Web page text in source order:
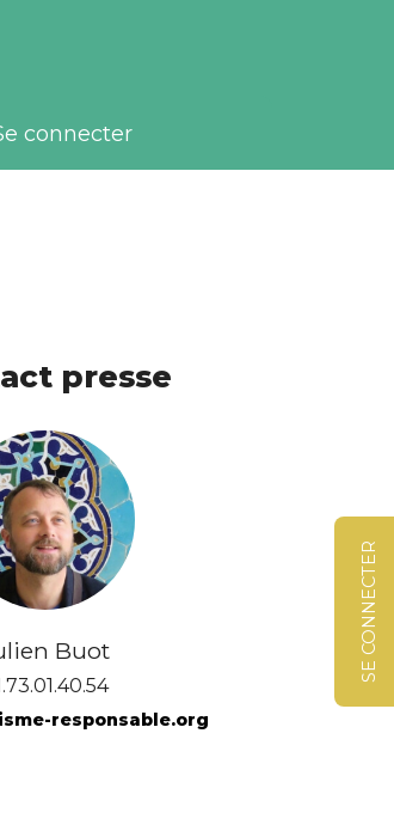
SE CONNECTER
connecter
presse
Buot
responsable.org